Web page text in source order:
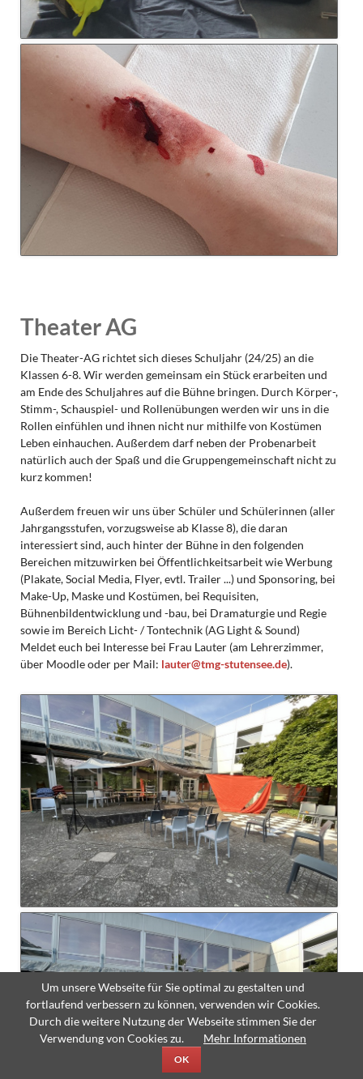
Theater AG
Die Theater-AG richtet sich dieses Schuljahr (24/25) an die
Klassen 6-8. Wir werden gemeinsam ein Stück erarbeiten und
am Ende des Schuljahres auf die Bühne bringen. Durch Körper-,
Stimm-, Schauspiel- und Rollenübungen werden wir uns in die
Rollen einfühlen und ihnen nicht nur mithilfe von Kostümen
Leben einhauchen. Außerdem darf neben der Probenarbeit
natürlich auch der Spaß und die Gruppengemeinschaft nicht zu
kurz kommen!
Außerdem freuen wir uns über Schüler und Schülerinnen (aller
Jahrgangsstufen, vorzugsweise ab Klasse 8), die daran
interessiert sind, auch hinter der Bühne in den folgenden
Bereichen mitzuwirken bei Öffentlichkeitsarbeit wie Werbung
(Plakate, Social Media, Flyer, evtl. Trailer ...) und Sponsoring, bei
Make-Up, Maske und Kostümen, bei Requisiten,
Bühnenbildentwicklung und -bau, bei Dramaturgie und Regie
sowie im Bereich Licht- / Tontechnik (AG Light & Sound)
Meldet euch bei Interesse bei Frau Lauter (am Lehrerzimmer,
über Moodle oder per Mail: lauter@tmg-stutensee.de).
Um unsere Webseite für Sie optimal zu gestalten und
fortlaufend verbessern zu können, verwenden wir Cookies.
Durch die weitere Nutzung der Webseite stimmen Sie der
Verwendung von Cookies zu.
Mehr Informationen
OK